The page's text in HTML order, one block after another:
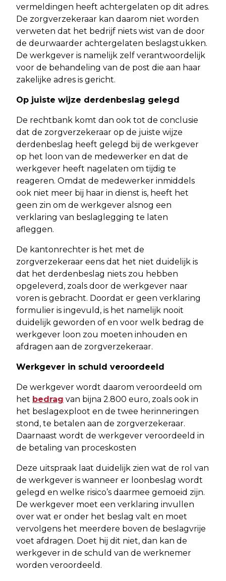
vermeldingen heeft achtergelaten op dit adres.
De zorgverzekeraar kan daarom niet worden
verweten dat het bedrijf niets wist van de door
de deurwaarder achtergelaten beslagstukken.
De werkgever is namelijk zelf verantwoordelijk
voor de behandeling van de post die aan haar
zakelijke adres is gericht.
Op juiste wijze derdenbeslag gelegd
De rechtbank komt dan ook tot de conclusie
dat de zorgverzekeraar op de juiste wijze
derdenbeslag heeft gelegd bij de werkgever
op het loon van de medewerker en dat de
werkgever heeft nagelaten om tijdig te
reageren. Omdat de medewerker inmiddels
ook niet meer bij haar in dienst is, heeft het
geen zin om de werkgever alsnog een
verklaring van beslaglegging te laten
afleggen.
De kantonrechter is het met de
zorgverzekeraar eens dat het niet duidelijk is
dat het derdenbeslag niets zou hebben
opgeleverd, zoals door de werkgever naar
voren is gebracht. Doordat er geen verklaring
formulier is ingevuld, is het namelijk nooit
duidelijk geworden of en voor welk bedrag de
werkgever loon zou moeten inhouden en
afdragen aan de zorgverzekeraar.
Werkgever in schuld veroordeeld
De werkgever wordt daarom veroordeeld om
het bedrag van bijna 2.800 euro, zoals ook in
het beslagexploot en de twee herinneringen
stond, te betalen aan de zorgverzekeraar.
Daarnaast wordt de werkgever veroordeeld in
de betaling van proceskosten
Deze uitspraak laat duidelijk zien wat de rol van
de werkgever is wanneer er loonbeslag wordt
gelegd en welke risico’s daarmee gemoeid zijn.
De werkgever moet een verklaring invullen
over wat er onder het beslag valt en moet
vervolgens het meerdere boven de beslagvrije
voet afdragen. Doet hij dit niet, dan kan de
werkgever in de schuld van de werknemer
worden veroordeeld.